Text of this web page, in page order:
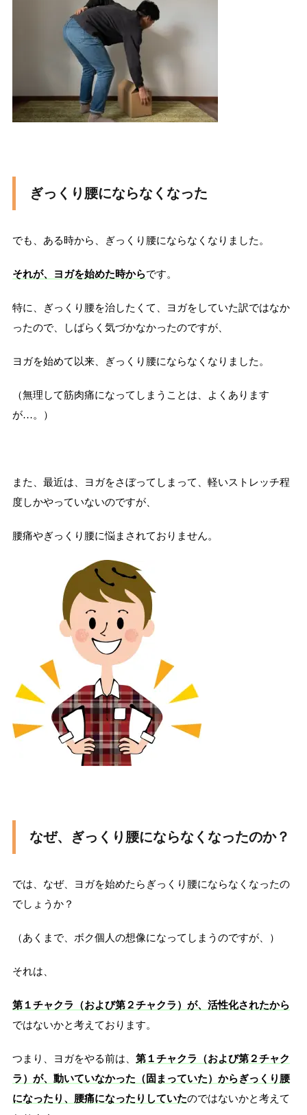
ぎっくり腰にならなくなった
でも、ある時から、ぎっくり腰にならなくなりました。
それが、ヨガを始めた時からです。
特に、ぎっくり腰を治したくて、ヨガをしていた訳ではなか
ったので、しばらく気づかなかったのですが、
ヨガを始めて以来、ぎっくり腰にならなくなりました。
（無理して筋肉痛になってしまうことは、よくあります
が…。）
また、最近は、ヨガをさぼってしまって、軽いストレッチ程
度しかやっていないのですが、
腰痛やぎっくり腰に悩まされておりません。
なぜ、ぎっくり腰にならなくなったのか？
では、なぜ、ヨガを始めたらぎっくり腰にならなくなったの
でしょうか？
（あくまで、ボク個人の想像になってしまうのですが、）
それは、
第１チャクラ（および第２チャクラ）が、活性化されたから
ではないかと考えております。
つまり、ヨガをやる前は、 第１チャクラ（および第２チャク
ラ）が、動いていなかった（固まっていた）からぎっくり腰
になったり、腰痛になったりしていたのではないかと考えて